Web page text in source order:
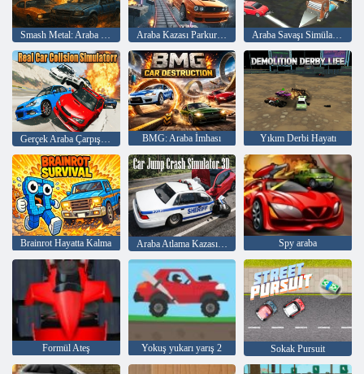
Araba Kazası Parkur Yıkımı
Gerçek Araba Çarpışma Simülatörü BMG: Araba İmhası Yıkım Derbi Hayatı
Brainrot Hayatta Kalma Araba Atlama Kazası Simülatörü 3D Spy araba
Formül Ateş Yokuş yukarı yarış 2 Sokak Pursuit